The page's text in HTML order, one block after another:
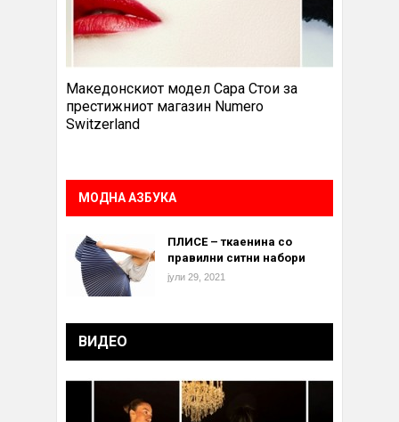
Македонскиот модел Сара Стои за
престижниот магазин Numero
Switzerland
МОДНА АЗБУКА
ПЛИСЕ – ткаенина со
правилни ситни набори
јули 29, 2021
ВИДЕО